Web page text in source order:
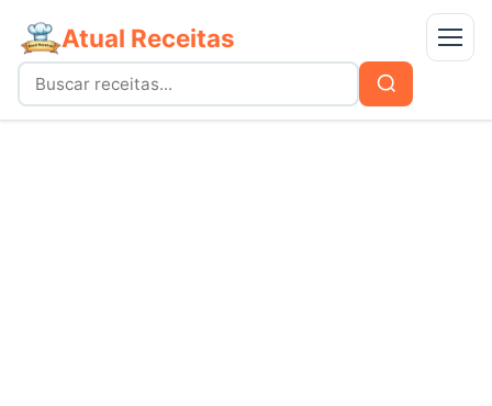
Atual Receitas Menu
Buscar
por:
Buscar